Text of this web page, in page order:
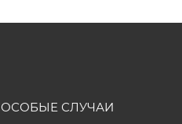
ОСОБЫЕ СЛУЧАИ